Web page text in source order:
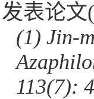
发表论文
(1) Jin-
113(7):